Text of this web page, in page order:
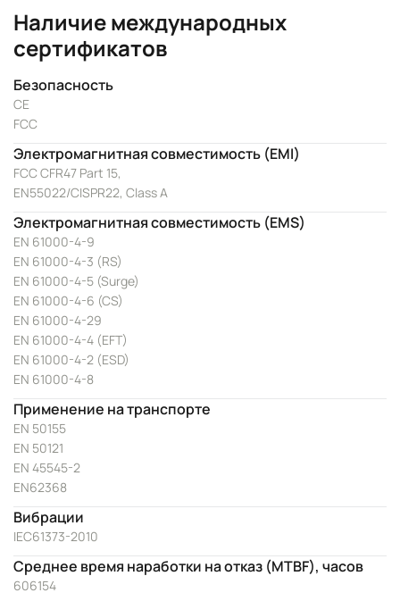
Наличие международных
сертификатов
Безопасность
CE
FCC
Электромагнитная совместимость (EMI)
FCC CFR47 Part 15,
EN55022/CISPR22, Class A
Электромагнитная совместимость (EMS)
EN 61000-4-9
EN 61000-4-3 (RS)
EN 61000-4-5 (Surge)
EN 61000-4-6 (CS)
EN 61000-4-29
EN 61000-4-4 (EFT)
EN 61000-4-2 (ESD)
EN 61000-4-8
Применение на транспорте
EN 50155
EN 50121
EN 45545-2
EN62368
Вибрации
IEC61373-2010
Среднее время наработки на отказ (MTBF), часов
606154